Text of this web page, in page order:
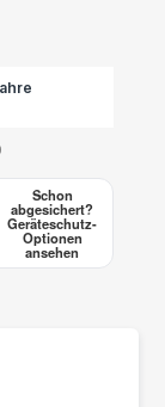
Schon
abgesichert?
Geräteschutz-
Optionen
ansehen